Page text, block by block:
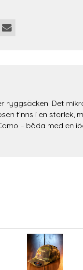
ryggsäcken! Det
finns i en storlek,
– båda med en